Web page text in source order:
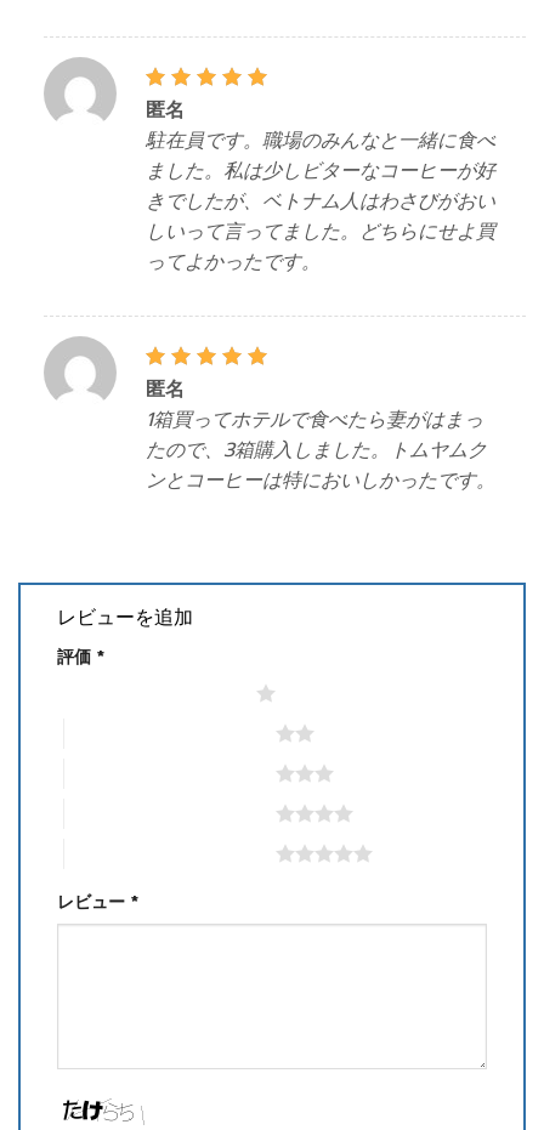
5段階中
匿名
駐在員です。職場のみんなと一緒に食べ
ました。私は少しビターなコーヒーが好
きでしたが、ベトナム人はわさびがおい
しいって言ってました。どちらにせよ買
ってよかったです。
5段階中
匿名
1箱買ってホテルで食べたら妻がはまっ
たので、3箱購入しました。トムヤムク
ンとコーヒーは特においしかったです。
レビューを追加
評価 *
レビュー *